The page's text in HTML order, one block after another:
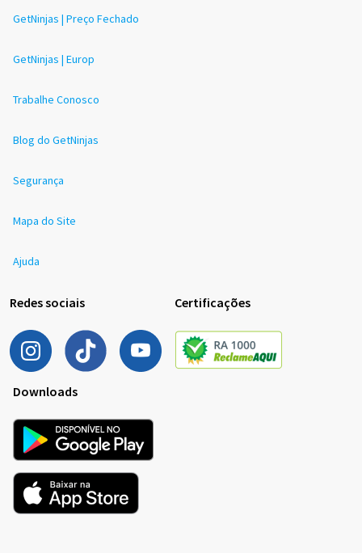
GetNinjas | Preço Fechado
GetNinjas | Europ
Trabalhe Conosco
Blog do GetNinjas
Segurança
Mapa do Site
Ajuda
Redes sociais Certificações
Downloads